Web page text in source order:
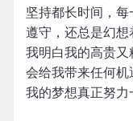
坚持都长时间，
遵守，还总是幻
我明白我的高贵
会给我带来任何
我的梦想真正努力